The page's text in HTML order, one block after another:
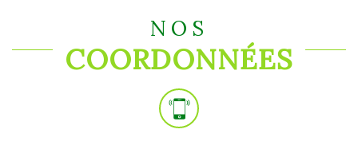
NOS
COORDONNÉES